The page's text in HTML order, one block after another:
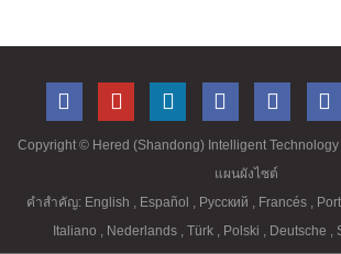
Copyright © Hered (Shandong) Intelligent
แผนผังไซต์
คำสำคัญ: English , Español , Русский , Francés ,
Italiano , Nederlands , Türk , Polski , Deutsche ,